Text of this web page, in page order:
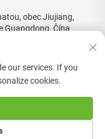
obec Jiujiang,
Guangdong, Čína
Co., Ltd. —Zásady
our services. If you
cookies.